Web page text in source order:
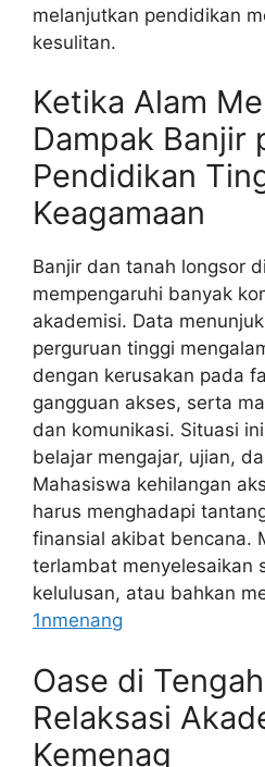
melanjutkan pendidikan
kesulitan.
Ketika Alam
Dampak Banjir
Pendidikan
Keagamaan
Banjir dan tanah longsor
mempengaruhi banyak
akademisi. Data
perguruan tinggi
dengan kerusakan pada
gangguan akses, serta
dan komunikasi. Situasi
belajar mengajar, ujian,
Mahasiswa kehilangan
harus menghadapi
finansial akibat bencana.
terlambat menyelesaikan
kelulusan, atau bahkan
1nmenang
Oase di
Relaksasi
Kemenag